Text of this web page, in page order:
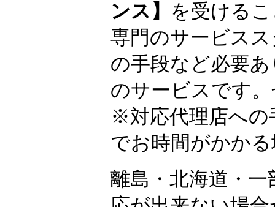
ンス】 を受ける
専門のサービス
の手段など必要
のサービスです
※対応代理店への
でお時間がかか
離島・北海道・